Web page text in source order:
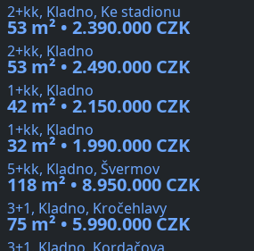
2+kk, Kladno, Ke stadionu
53 m² • 2.390.000 CZK
2+kk, Kladno
53 m² • 2.490.000 CZK
1+kk, Kladno
42 m² • 2.150.000 CZK
1+kk, Kladno
32 m² • 1.990.000 CZK
5+kk, Kladno, Švermov
118 m² • 8.950.000 CZK
3+1, Kladno, Kročehlavy
75 m² • 5.990.000 CZK